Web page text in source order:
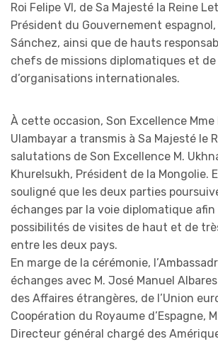
Roi Felipe VI, de Sa Majesté la Reine
Président du Gouvernement espagnol,
Sánchez, ainsi que de hauts
chefs de missions diplomatiques et
d’organisations internationales.
À cette occasion, Son Excellence Mme
Ulambayar a transmis à Sa Majesté le
salutations de Son Excellence M.
Khurelsukh, Président de la Mongolie.
souligné que les deux parties
échanges par la voie diplomatique afin
possibilités de visites de haut et de
entre les deux pays.
En marge de la cérémonie,
échanges avec M. José Manuel
des Affaires étrangères, de l’Union
Coopération du Royaume d’Espagne,
Directeur général chargé des